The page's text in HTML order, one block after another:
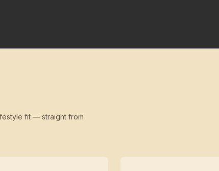
fit — straight from